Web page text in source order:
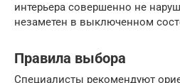
интерьера совершенно не
незаметен в выключенном
Правила выбора
Специалисты рекомендуют